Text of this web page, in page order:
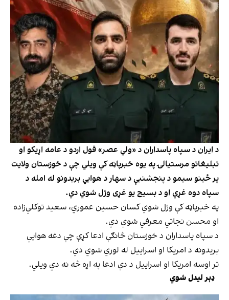
د ایران د سپاه پاسداران د «ولي عصر» قول اردو د عامه اړیکو او
تبلیغاتو مرستیالۍ په یوه خبرپاڼه کې ویلي چې د خوزستان ولایت
پر ځینو سیمو د پنجشنبې د سهار د هوايي بریدونو له امله د
سپاه دوه غړي او د بسیج یو غړی وژل شوي دي.
په خبرپاڼه کې وژل شوي کسان حسین عموري، سعید توکلي‌زاده
او محسن نجاتي معرفي شوي دي.
د سپاه پاسداران د خوزستان څانګې ادعا کړې چې دغه هوايي
بریدونه د امریکا او اسراییل له لوري شوي دي.
تر اوسه امریکا او اسراییل د دې ادعا په اړه څه نه دي ویلي.
ډېر لیدل شوي